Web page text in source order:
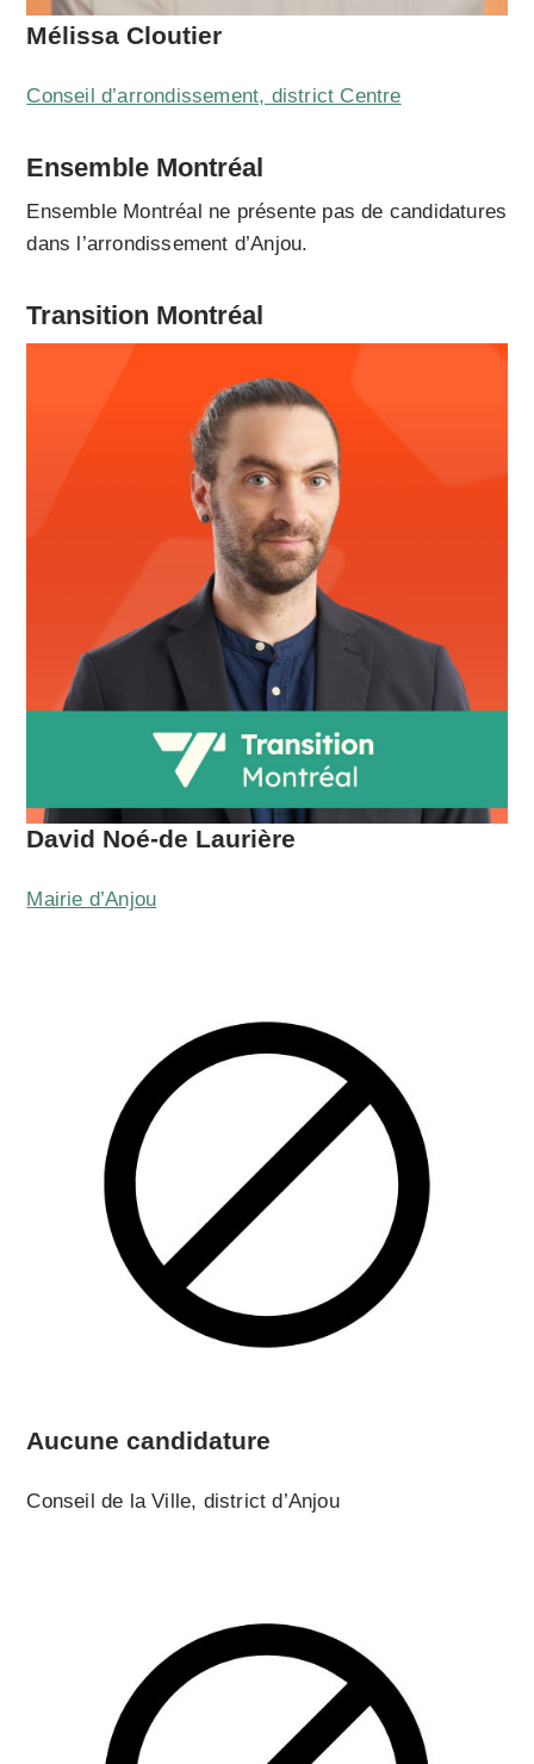
Mélissa Cloutier
Conseil d’arrondissement, district Centre
Ensemble Montréal
Ensemble Montréal ne présente pas de candidatures
dans l’arrondissement d’Anjou.
Transition Montréal
David Noé-de Laurière
Mairie d’Anjou
Aucune candidature
Conseil de la Ville, district d’Anjou